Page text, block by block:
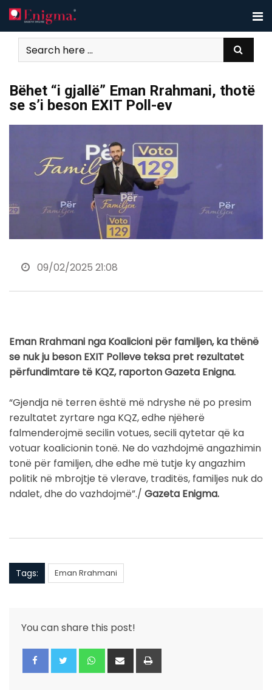
Skip
to
content
Bëhet “i gjallë” Eman Rrahmani, thotë
se s’i beson EXIT Poll-ev
09/02/2025 21:08
Eman Rrahmani nga Koalicioni për familjen, ka thënë
se nuk ju beson EXIT Polleve teksa pret rezultatet
përfundimtare të KQZ, raporton Gazeta Enigna.
“Gjendja në terren është më ndryshe në po presim
rezultatet zyrtare nga KQZ, edhe njëherë
falmenderojmë secilin votues, secili qytetar që ka
votuar koalicionin tonë. Ne do vazhdojmë angazhimin
tonë për familjen, dhe edhe më tutje ky angazhim
politik në mbrojtje të vlerave, traditës, familjes nuk do
ndalet, dhe do vazhdojmë”./ Gazeta Enigma.
Tags: Eman Rrahmani
You can share this post!
Whatsapp
Share
via